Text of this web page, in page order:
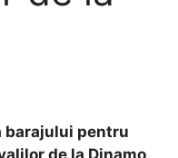
barajului pentru